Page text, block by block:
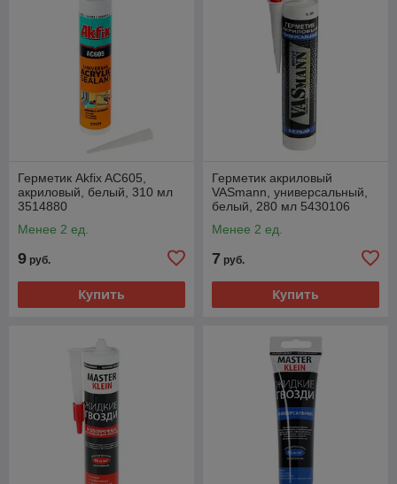
Герметик Akfix AC605,
акриловый, белый, 310 мл
3514880
Менее 2 ед.
9 руб.
Купить
Герметик акриловый
VASmann, универсальный,
белый, 280 мл 5430106
Менее 2 ед.
7 руб.
Купить